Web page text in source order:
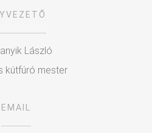
László
kútfúró mester
EMAIL